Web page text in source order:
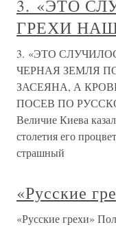
3. «ЭТО
ГРЕХИ
3. «ЭТО
ЧЕРНАЯ ЗЕМЛЯ
ЗАСЕЯНА, А
ПОСЕВ ПО
Величие Киева
столетия его
страшный
«Русские
«Русские грехи»